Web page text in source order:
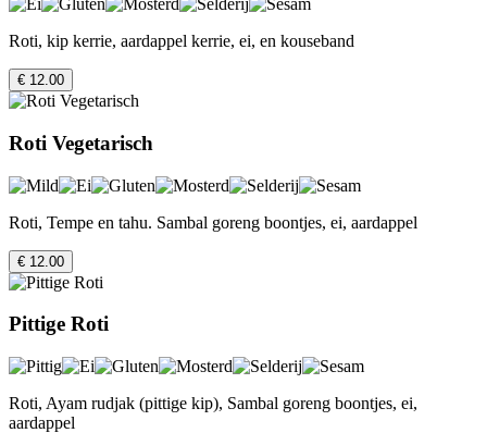
Roti, kip kerrie, aardappel kerrie, ei, en kouseband
€ 12.00
Roti Vegetarisch
Roti, Tempe en tahu. Sambal goreng boontjes, ei, aardappel
€ 12.00
Pittige Roti
Roti, Ayam rudjak (pittige kip), Sambal goreng boontjes, ei,
aardappel